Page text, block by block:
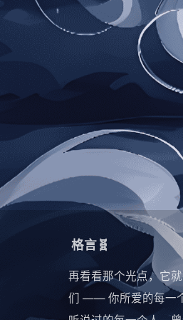
再看看那个光点，它
们 —— 你所爱的每一